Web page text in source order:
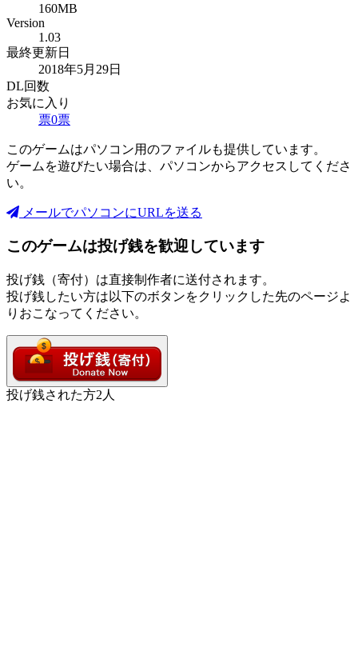
160MB
Version
1.03
最終更新日
2018年5月29日
DL回数
お気に入り
票0票
このゲームはパソコン用のファイルも提供しています。
ゲームを遊びたい場合は、パソコンからアクセスしてくださ
い。
メールでパソコンにURLを送る
このゲームは投げ銭を歓迎しています
投げ銭（寄付）は直接制作者に送付されます。
投げ銭したい方は以下のボタンをクリックした先のページよ
りおこなってください。
投げ銭された方2 人